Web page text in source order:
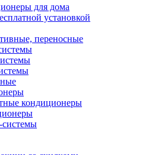
для дома
установкой
переносные
кондиционеры
системы